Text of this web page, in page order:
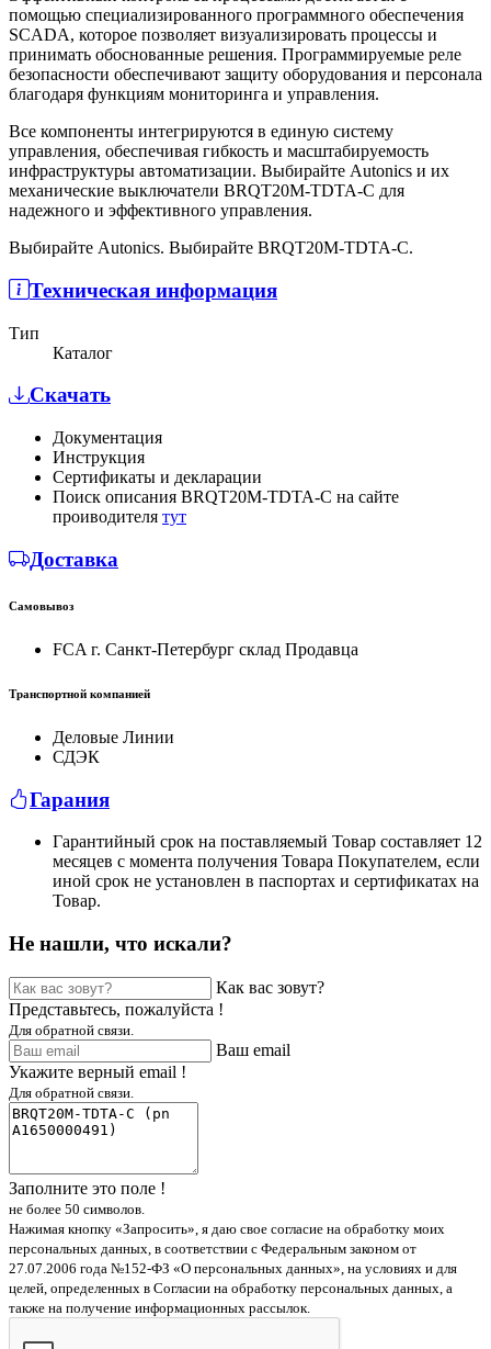
помощью специализированного программного обеспечения
SCADA, которое позволяет визуализировать процессы и
принимать обоснованные решения. Программируемые реле
безопасности обеспечивают защиту оборудования и персонала
благодаря функциям мониторинга и управления.
Все компоненты интегрируются в единую систему
управления, обеспечивая гибкость и масштабируемость
инфраструктуры автоматизации. Выбирайте Autonics и их
механические выключатели BRQT20M-TDTA-C для
надежного и эффективного управления.
Выбирайте Autonics. Выбирайте BRQT20M-TDTA-C.
Техническая информация
Тип
Каталог
Скачать
Документация
Инструкция
Сертификаты и декларации
Поиск описания BRQT20M-TDTA-C на сайте
проиводителя тут
Доставка
Самовывоз
FCA г. Санкт-Петербург склад Продавца
Транспортной компанией
Деловые Линии
СДЭК
Гарания
Гарантийный срок на поставляемый Товар составляет 12
месяцев с момента получения Товара Покупателем, если
иной срок не установлен в паспортах и сертификатах на
Товар.
Не нашли, что искали?
Как вас зовут?
Представьтесь, пожалуйста !
Для обратной связи.
Ваш email
Укажите верный email !
Для обратной связи.
Заполните это поле !
не более 50 символов.
Нажимая кнопку «Запросить», я даю свое согласие на обработку моих
персональных данных, в соответствии с Федеральным законом от
27.07.2006 года №152-ФЗ «О персональных данных», на условиях и для
целей, определенных в Согласии на обработку персональных данных, а
также на получение информационных рассылок.